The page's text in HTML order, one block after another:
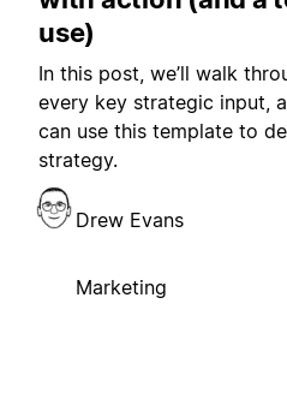
use)
In this post, we’ll walk
every key strategic input,
can use this template to
strategy.
Drew Evans
Marketing